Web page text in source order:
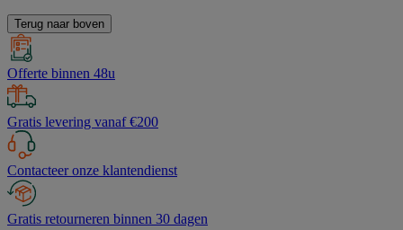
Terug naar boven
Offerte binnen 48u
Gratis levering vanaf €200
Contacteer onze klantendienst
Gratis retourneren binnen 30 dagen